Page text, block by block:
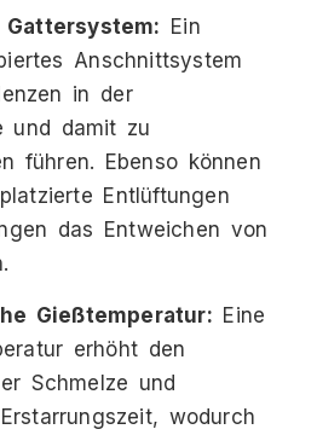
Ein
Anschnittsystem
in der
und damit zu
führen. Ebenso können
Entlüftungen
das Entweichen von
Gießtemperatur: Eine
erhöht den
Schmelze und
wodurch